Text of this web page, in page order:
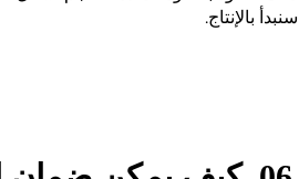
سنبدأ بالإنتاج.